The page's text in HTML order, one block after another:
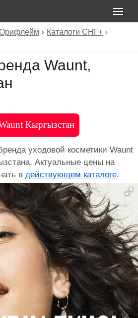
Орифлейм
Каталоги СНГ+
Waunt,
Кыргызстан
уходовой косметики Waunt
Актуальные цены на
вдействующем каталоге.